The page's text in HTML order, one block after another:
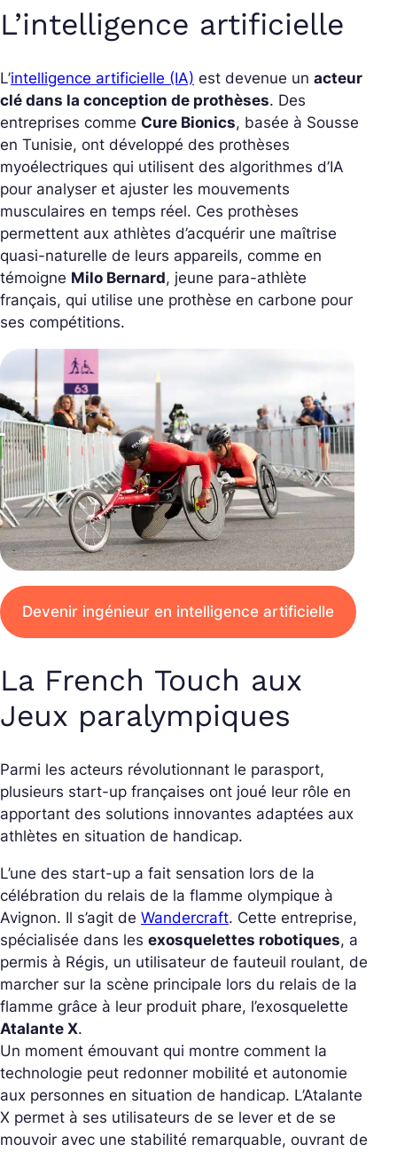
L’intelligence artificielle
L’intelligence artificielle (IA) est devenue un acteur
clé dans la conception de prothèses. Des
entreprises comme Cure Bionics, basée à Sousse
en Tunisie, ont développé des prothèses
myoélectriques qui utilisent des algorithmes d’IA
pour analyser et ajuster les mouvements
musculaires en temps réel. Ces prothèses
permettent aux athlètes d’acquérir une maîtrise
quasi-naturelle de leurs appareils, comme en
témoigne Milo Bernard, jeune para-athlète
français, qui utilise une prothèse en carbone pour
ses compétitions.
Devenir ingénieur en intelligence artificielle
La French Touch aux
Jeux paralympiques
Parmi les acteurs révolutionnant le parasport,
plusieurs start-up françaises ont joué leur rôle en
apportant des solutions innovantes adaptées aux
athlètes en situation de handicap.
L’une des start-up a fait sensation lors de la
célébration du relais de la flamme olympique à
Avignon. Il s’agit de Wandercraft. Cette entreprise,
spécialisée dans les exosquelettes robotiques, a
permis à Régis, un utilisateur de fauteuil roulant, de
marcher sur la scène principale lors du relais de la
flamme grâce à leur produit phare, l’exosquelette
Atalante X.
Un moment émouvant qui montre comment la
technologie peut redonner mobilité et autonomie
aux personnes en situation de handicap. L’Atalante
X permet à ses utilisateurs de se lever et de se
mouvoir avec une stabilité remarquable, ouvrant de